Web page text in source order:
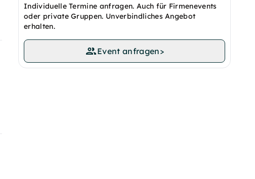
Individuelle Termine anfragen. Auch für Firmenevents
oder private Gruppen. Unverbindliches Angebot
erhalten.
Event anfragen>